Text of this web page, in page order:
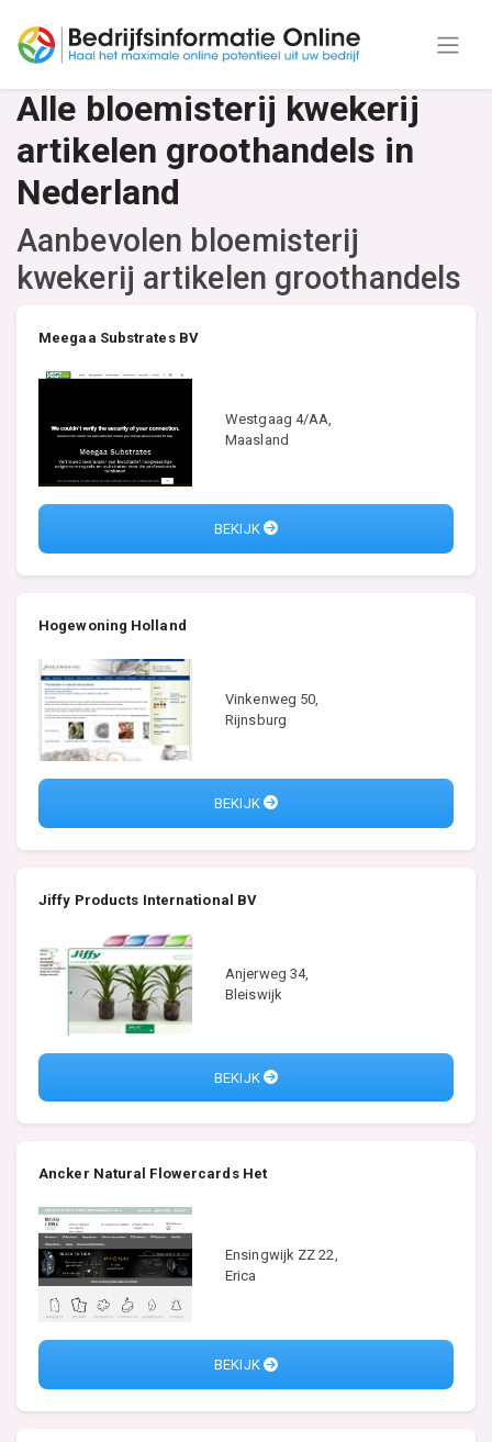
Alle bloemisterij kwekerij
artikelen groothandels in
Nederland
Aanbevolen bloemisterij
kwekerij artikelen groothandels
Meegaa Substrates BV
Westgaag 4/AA,
Maasland
BEKIJK
Hogewoning Holland
Vinkenweg 50,
Rijnsburg
BEKIJK
Jiffy Products International BV
Anjerweg 34,
Bleiswijk
BEKIJK
Ancker Natural Flowercards Het
Ensingwijk ZZ 22,
Erica
BEKIJK